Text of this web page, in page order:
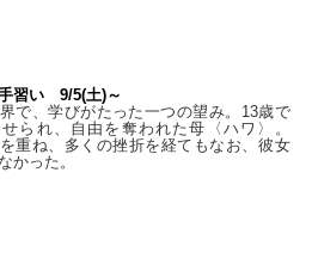
習い 9/5(土)～
で、学びがたった一つの望み。13歳で
られ、自由を奪われた母〈ハワ〉。
重ね、多くの挫折を経てもなお、彼女
かった。